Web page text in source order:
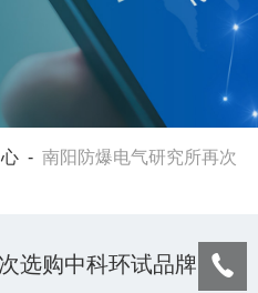
-南阳防爆电气研究所再次
选购中科环试品牌